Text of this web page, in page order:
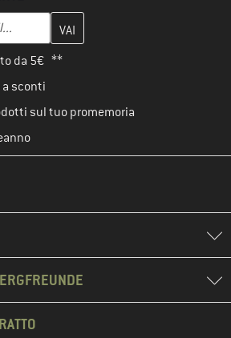
e-mail e crea il tuo account cliente
da 5€ **
sconti
sul tuo promemoria